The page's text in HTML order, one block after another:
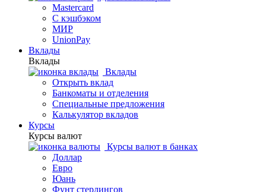
Mastercard
С кэшбэком
МИР
UnionPay
Вклады
Вклады
Вклады
Открыть вклад
Банкоматы и отделения
Специальные предложения
Калькулятор вкладов
Курсы
Курсы валют
Курсы валют в банках
Доллар
Евро
Юань
Фунт стерлингов